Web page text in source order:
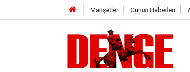
Manşetler Günün Haberleri